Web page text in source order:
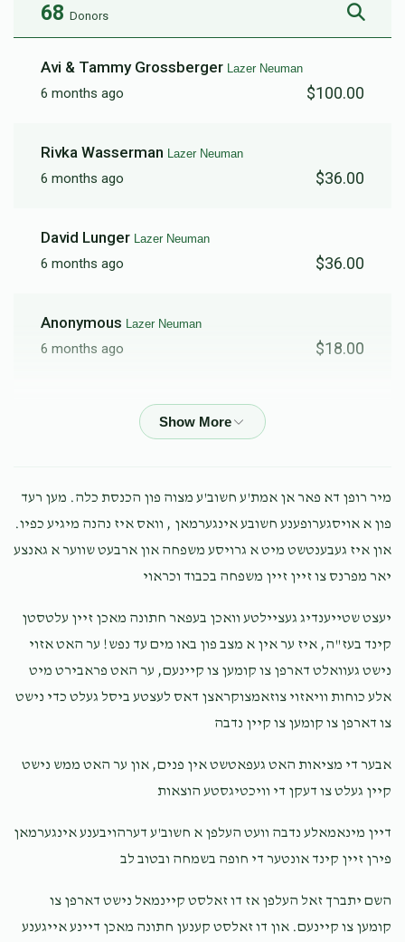
$1,350
Donated
$5,000
Donors
Abi Goldberger
$125
Donated
$3,600
Goal
2
Donors
Yoel Livy Neuman
$2,600
Donated
$5,000
Goal
1
Donors
Tzvi Aron Neuman
$180 $5,000 1
Shia Neuman
68 Donors
Avi & Tammy Grossberger Lazer Neuman
6 months ago $100.00
Rivka Wasserman Lazer Neuman
6 months ago $36.00
David Lunger Lazer Neuman
6 months ago $36.00
Anonymous Lazer Neuman
6 months ago $18.00
Lazer Neuman
Mordechai PavelLazer Neuman
6 months ago $36.00
Hahaha
6 months ago $36.00
Suri Landau Lazer Neuman
מיר רופן דא פאר אן אמת'ע חשוב'ע מצוה פון הכנסת כלה. מען רעד
פון א אויסגערופענע חשובע אינגערמאן , וואס איז נהנה מיגיע כפיו.
און איז געבענטשט מיט א גרויסע משפחה און ארבעט שווער א גאנצע
יאר מפרנס צו זיין זיין משפחה בכבוד וכראוי
יעצט שטייענדיג געציילטע וואכן בעפאר חתונה מאכן זיין עלטסטן
קינד בעז"ה, איז ער אין א מצב פון באו מים עד נפש! ער האט אזוי
נישט געוואלט דארפן צו קומען צו קיינעם, ער האט פראבירט מיט
אלע כוחות וויאזוי צוזאמצוקראצן דאס לעצטע ביסל געלט כדי נישט
צו דארפן צו קומען צו קיין נדבה
אבער די מציאות האט געפאטשט אין פנים, און ער האט ממש נישט
קיין געלט צו דעקן די וויכטיגסטע הוצאות
דיין מינאמאלע נדבה וועט העלפן א חשוב'ע דערהויבענע אינגערמאן
פירן זיין קינד אונטער די חופה בשמחה ובטוב לב
השם יתברך זאל העלפן אז דו זאלסט קיינמאל נישט דארפן צו
קומען צו קיינעם. און דו זאלסט קענען חתונה מאכן דיינע אייגענע